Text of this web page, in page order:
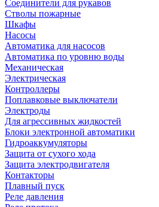
Соединители для рукавов
Стволы пожарные
Шкафы
Насосы
Автоматика для насосов
Автоматика по уровню воды
Механическая
Электрическая
Контроллеры
Поплавковые выключатели
Электроды
Для агрессивных жидкостей
Блоки электронной автоматики
Гидроаккумуляторы
Защита от сухого хода
Защита электродвигателя
Контакторы
Плавный пуск
Реле давления